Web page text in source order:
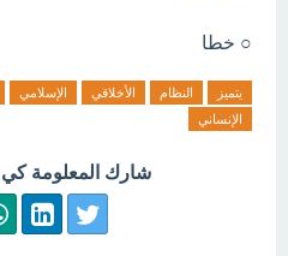
○ خطا
يتميز النظام الأخلاقي الإسلامي
الإنساني
شارك المعلومة كي